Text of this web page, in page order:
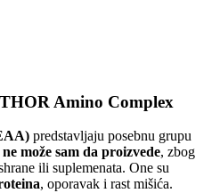
Amino Complex
predstavljaju posebnu grupu
ne može sam da proizvede, zbog
ili suplemenata. One su
, oporavak i rast mišića.